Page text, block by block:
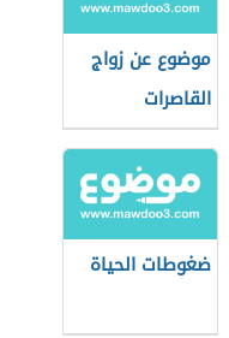
موضوع عن زواج
القاصرات
ضغوطات الحياة